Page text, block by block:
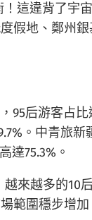
這違背了宇
假地、鄭州
95后游客占
。中青旅
達75.3%。
來越多的10
範圍穩步增